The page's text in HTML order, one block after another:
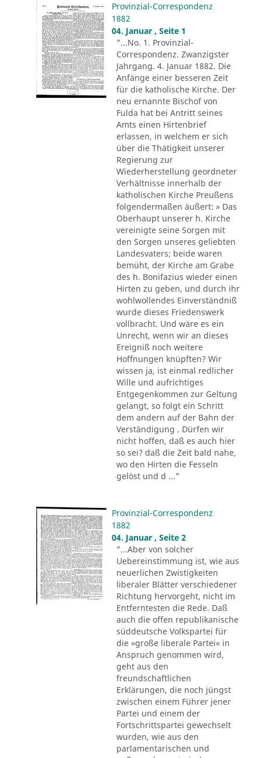
Provinzial-Correspondenz
1882
04. Januar , Seite 1
"...No. 1. Provinzial-
Correspondenz. Zwanzigster
Jahrgang. 4. Januar 1882. Die
Anfänge einer besseren Zeit
für die katholische Kirche. Der
neu ernannte Bischof von
Fulda hat bei Antritt seines
Amts einen Hirtenbrief
erlassen, in welchem er sich
über die Thätigkeit unserer
Regierung zur
Wiederherstellung geordneter
Verhältnisse innerhalb der
katholischen Kirche Preußens
folgendermaßen äußert: » Das
Oberhaupt unserer h. Kirche
vereinigte seine Sorgen mit
den Sorgen unseres geliebten
Landesvaters; beide waren
bemüht, der Kirche am Grabe
des h. Bonifazius wieder einen
Hirten zu geben, und durch ihr
wohlwollendes Einverständniß
wurde dieses Friedenswerk
vollbracht. Und wäre es ein
Unrecht, wenn wir an dieses
Ereigniß noch weitere
Hoffnungen knüpften? Wir
wissen ja, ist einmal redlicher
Wille und aufrichtiges
Entgegenkommen zur Geltung
gelangt, so folgt ein Schritt
dem andern auf der Bahn der
Verständigung . Dürfen wir
nicht hoffen, daß es auch hier
so sei? daß die Zeit bald nahe,
wo den Hirten die Fesseln
gelöst und d ..."
Provinzial-Correspondenz
1882
04. Januar , Seite 2
"...Aber von solcher
Uebereinstimmung ist, wie aus
neuerlichen Zwistigkeiten
liberaler Blätter verschiedener
Richtung hervorgeht, nicht im
Entferntesten die Rede. Daß
auch die offen republikanische
süddeutsche Volkspartei für
die »große liberale Partei« in
Anspruch genommen wird,
geht aus den
freundschaftlichen
Erklärungen, die noch jüngst
zwischen einem Führer jener
Partei und einem der
Fortschrittspartei gewechselt
wurden, wie aus den
parlamentarischen und